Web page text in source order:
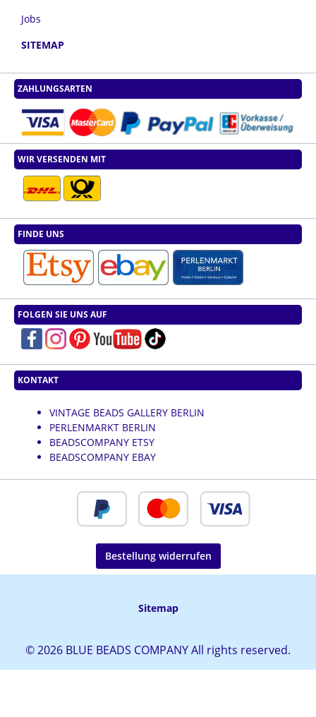
Jobs
SITEMAP
ZAHLUNGSARTEN
WIR VERSENDEN MIT
FINDE UNS
FOLGEN SIE UNS AUF
KONTAKT
VINTAGE BEADS GALLERY BERLIN
PERLENMARKT BERLIN
BEADSCOMPANY ETSY
BEADSCOMPANY EBAY
Bestellung widerrufen
Sitemap
© 2026 BLUE BEADS COMPANY All rights reserved.